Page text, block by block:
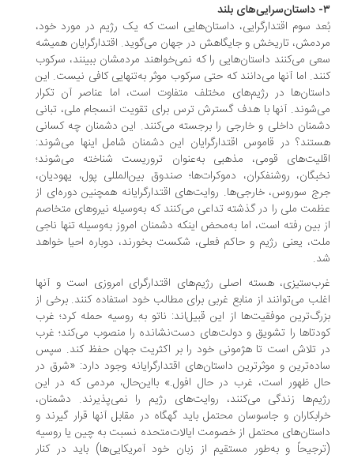
۳- داستان‌سرایی‌های بلند
بُعد سوم اقتدارگرایی، داستان‌هایی است که یک رژیم در مورد خود،
مردمش، تاریخش و جایگاهش در جهان می‌گوید. اقتدارگرایان همیشه
سعی می‌کنند داستان‌هایی را که نمی‌خواهند مردمشان ببینند، سرکوب
کنند. اما آنها می‌دانند که حتی سرکوب موثر به‌تنهایی کافی نیست. این
داستان‌ها در رژیم‌های مختلف متفاوت است، اما عناصر آن تکرار
می‌شوند. آنها با هدف گسترش ترس برای تقویت انسجام ملی، تبانی
دشمنان داخلی و خارجی را برجسته می‌کنند. این دشمنان چه کسانی
هستند؟ در قاموس اقتدارگرایان این دشمنان شامل اینها می‌شوند:
اقلیت‌های قومی، مذهبی به‌عنوان تروریست شناخته می‌شوند؛
نخبگان، روشنفکران، دموکرات‌ها؛ صندوق بین‌المللی پول، یهودیان،
جرج سوروس، خارجی‌ها. روایت‌های اقتدارگرایانه همچنین دوره‌ای از
عظمت ملی را در گذشته تداعی می‌کنند که به‌وسیله نیروهای متخاصم
از بین رفته است، اما به‌محض اینکه دشمنان امروز به‌وسیله تنها ناجی
ملت، یعنی رژیم و حاکم فعلی، شکست بخورند، دوباره احیا خواهد
شد.
غرب‌ستیزی، هسته اصلی رژیم‌های اقتدارگرای امروزی است و آنها
اغلب می‌توانند از منابع غربی برای مطالب خود استفاده کنند. برخی از
بزرگ‌ترین موفقیت‌ها از این قبیل‌اند: ناتو به روسیه حمله کرد؛ غرب
کودتاها را تشویق و دولت‌های دست‌نشانده را منصوب می‌کند؛ غرب
در تلاش است تا هژمونی خود را بر اکثریت جهان حفظ کند. سپس
ساده‌ترین و موثرترین داستان‌های اقتدارگرایانه وجود دارد: «شرق در
حال ظهور است، غرب در حال افول.» بااین‌حال، مردمی که در این
رژیم‌ها زندگی می‌کنند، روایت‌های رژیم را نمی‌پذیرند. دشمنان،
خرابکاران و جاسوسان محتمل باید گهگاه در مقابل آنها قرار گیرند و
داستان‌های محتمل از خصومت ایالات‌متحده نسبت به چین یا روسیه
(ترجیحاً و به‌طور مستقیم از زبان خود آمریکایی‌ها) باید در کنار